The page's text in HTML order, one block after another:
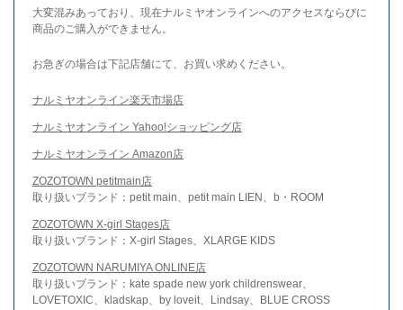
大変混みあっており、現在ナルミヤオンラインへのアクセスならびに
商品のご購入ができません。
お急ぎの場合は下記店舗にて、お買い求めください。
ナルミヤオンライン楽天市場店
ナルミヤオンライン Yahoo!ショッピング店
ナルミヤオンライン Amazon店
ZOZOTOWN petitmain店
取り扱いブランド：petit main、petit main LIEN、b・ROOM
ZOZOTOWN X-girl Stages店
取り扱いブランド：X-girl Stages、XLARGE KIDS
ZOZOTOWN NARUMIYA ONLINE店
取り扱いブランド：kate spade new york childrenswear、
LOVETOXIC、kladskap、by loveit、Lindsay、BLUE CROSS